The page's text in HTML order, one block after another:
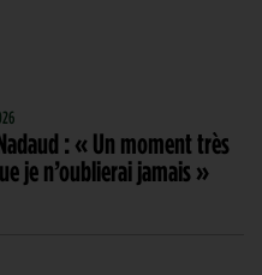
: « Un moment très
je n’oublierai jamais »